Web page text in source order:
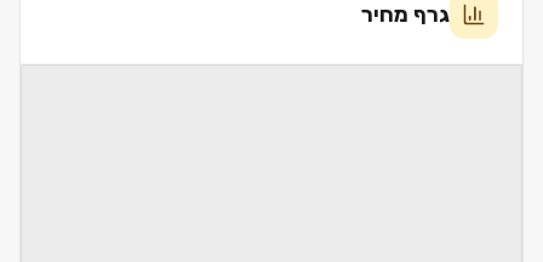
גרף מחיר